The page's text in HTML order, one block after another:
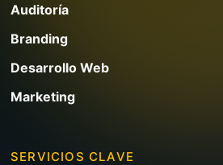
Auditoría
Branding
Desarrollo Web
Marketing
SERVICIOS CLAVE